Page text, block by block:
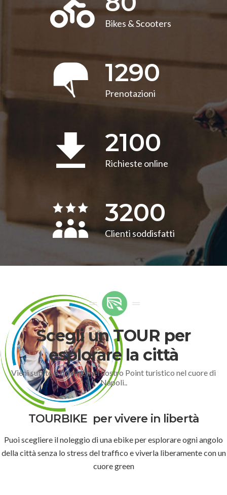
Bikes & Scooters
1290
Prenotazioni
2100
Richieste online
3200
Clienti soddisfatti
Scegli un TOUR per
esplorare la città
Vieni subito a trovarci nel nostro Point turistico nel cuore di
Napoli..
TOURBIKE per vivere in libertà
Puoi scegliere il noleggio di una ebike per esplorare ogni angolo
della città senza lo stress del traffico e viverla liberamente con un
cuore green